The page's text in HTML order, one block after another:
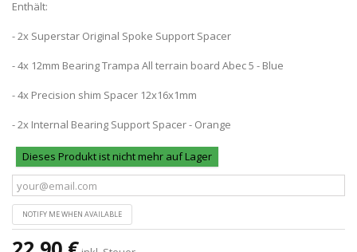
Enthält:
- 2x Superstar Original Spoke Support Spacer
- 4x 12mm Bearing Trampa All terrain board Abec 5 - Blue
- 4x Precision shim Spacer 12x16x1mm
- 2x Internal Bearing Support Spacer - Orange
Dieses Produkt ist nicht mehr auf Lager
NOTIFY ME WHEN AVAILABLE